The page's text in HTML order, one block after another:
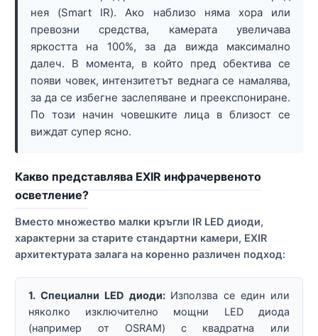
нея (Smart IR). Ако наблизо няма хора или
превозни средства, камерата увеличава
яркостта на 100%, за да вижда максимално
далеч. В момента, в който пред обектива се
появи човек, интензитетът веднага се намалява,
за да се избегне заслепяване и преекспониране.
По този начин човешките лица в близост се
виждат супер ясно.
Какво представлява EXIR инфрачервеното
осветление?
Вместо множество малки кръгли IR LED диоди,
характерни за старите стандартни камери, EXIR
архитектурата залага на коренно различен подход:
1. Специални LED диоди:Използва се един или
няколко изключително мощни LED диода
(например от OSRAM) с квадратна или